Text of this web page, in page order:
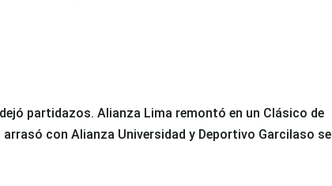
partidazos. Alianza Lima remontó en un Clásico de
con Alianza Universidad y Deportivo Garcilaso se